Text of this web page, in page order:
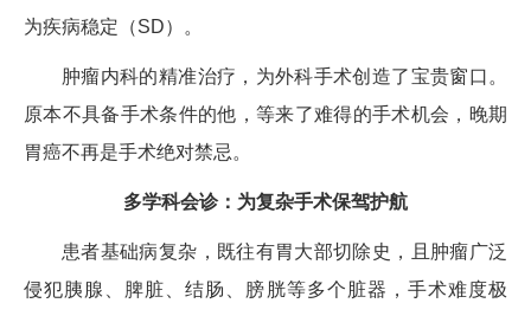
为疾病稳定（SD）。
肿瘤内科的精准治疗，为外科手术创造了宝贵窗口。
原本不具备手术条件的他，等来了难得的手术机会，晚期
胃癌不再是手术绝对禁忌。
多学科会诊：为复杂手术保驾护航
患者基础病复杂，既往有胃大部切除史，且肿瘤广泛
侵犯胰腺、脾脏、结肠、膀胱等多个脏器，手术难度极